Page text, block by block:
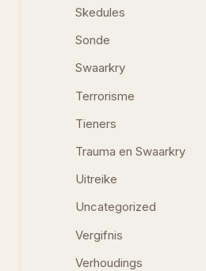
Skedules
Sonde
Swaarkry
Terrorisme
Tieners
Trauma en Swaarkry
Uitreike
Uncategorized
Vergifnis
Verhoudings